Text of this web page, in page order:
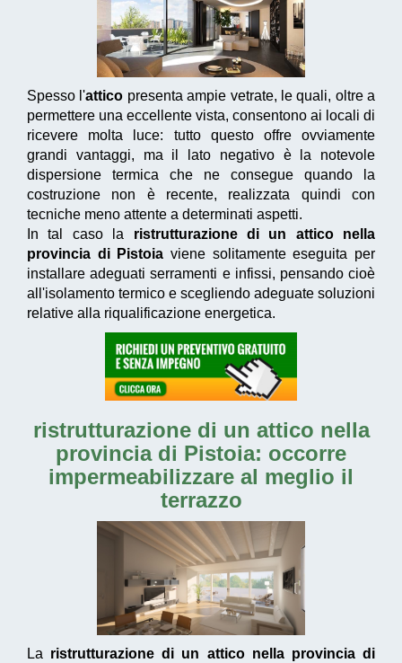
Spesso l'attico presenta ampie vetrate, le quali, oltre a
permettere una eccellente vista, consentono ai locali di
ricevere molta luce: tutto questo offre ovviamente
grandi vantaggi, ma il lato negativo è la notevole
dispersione termica che ne consegue quando la
costruzione non è recente, realizzata quindi con
tecniche meno attente a determinati aspetti.
In tal caso la ristrutturazione di un attico nella
provincia di Pistoia viene solitamente eseguita per
installare adeguati serramenti e infissi, pensando cioè
all'isolamento termico e scegliendo adeguate soluzioni
relative alla riqualificazione energetica.
ristrutturazione di un attico nella
provincia di Pistoia: occorre
impermeabilizzare al meglio il
terrazzo
La ristrutturazione di un attico nella provincia di